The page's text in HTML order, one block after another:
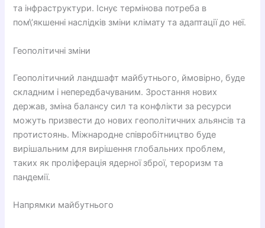
та інфраструктури. Існує термінова потреба в
пом\’якшенні наслідків зміни клімату та адаптації до неї.
Геополітичні зміни
Геополітичний ландшафт майбутнього, ймовірно, буде
складним і непередбачуваним. Зростання нових
держав, зміна балансу сил та конфлікти за ресурси
можуть призвести до нових геополітичних альянсів та
протистоянь. Міжнародне співробітництво буде
вирішальним для вирішення глобальних проблем,
таких як проліферація ядерної зброї, тероризм та
пандемії.
Напрямки майбутнього